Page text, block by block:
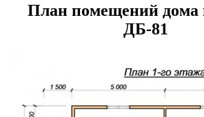
План помещений дома
ДБ-81